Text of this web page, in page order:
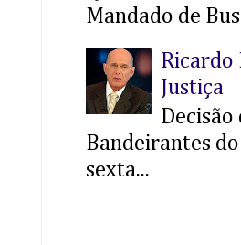
Mandado de
Ricardo
Justiça
Decisão
Bandeirantes
sexta...